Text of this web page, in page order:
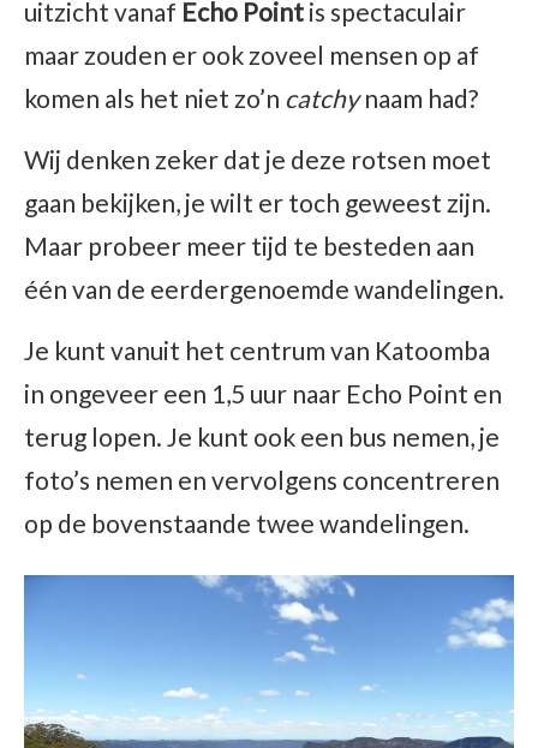
uitzicht vanaf Echo Point is spectaculair
maar zouden er ook zoveel mensen op af
komen als het niet zo’n catchynaam had?
Wij denken zeker dat je deze rotsen moet
gaan bekijken, je wilt er toch geweest zijn.
Maar probeer meer tijd te besteden aan
één van de eerdergenoemde wandelingen.
Je kunt vanuit het centrum van Katoomba
in ongeveer een 1,5 uur naar Echo Point en
terug lopen. Je kunt ook een bus nemen, je
foto’s nemen en vervolgens concentreren
op de bovenstaande twee wandelingen.